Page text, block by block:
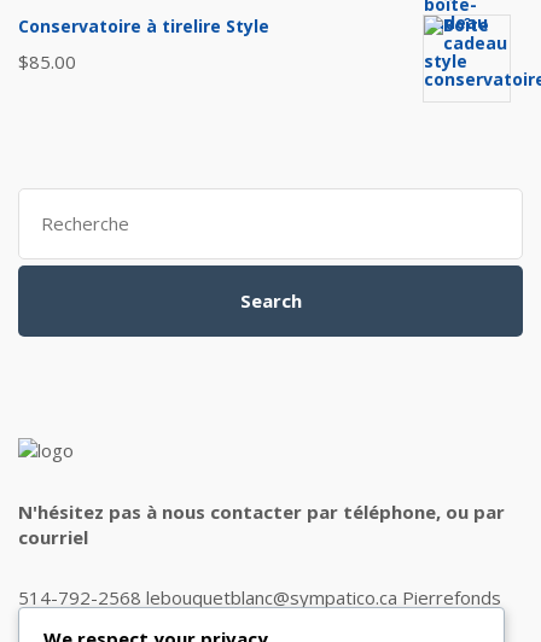
Conservatoire à tirelire Style
$85.00
Search
for:
Search
N'hésitez pas à nous contacter par téléphone, ou par
courriel
514-792-2568 lebouquetblanc@sympatico.ca Pierrefonds